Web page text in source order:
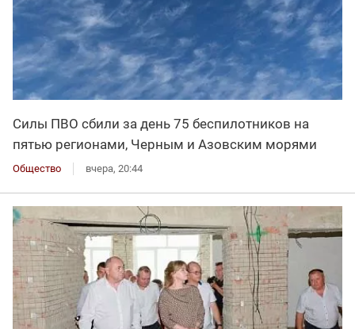
Силы ПВО сбили за день 75 беспилотников на
пятью регионами, Черным и Азовским морями
Общество вчера, 20:44